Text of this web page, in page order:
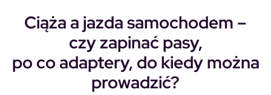
Ciąża a jazda samochodem –
czy zapinać pasy,
po co adaptery, do kiedy można
prowadzić?